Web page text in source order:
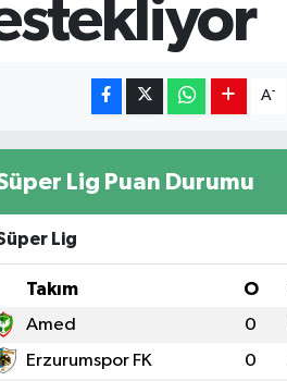
A-
Lig Puan Durumu
Lig
Takım O
Amed 0
Erzurumspor FK 0